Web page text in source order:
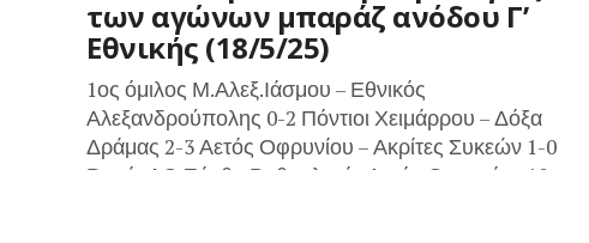
των αγώνων μπαράζ ανόδου Γ’
Εθνικής (18/5/25)
1ος όμιλος Μ.Αλεξ.Ιάσμου – Εθνικός
Αλεξανδρούπολης 0-2 Πόντιοι Χειμάρρου – Δόξα
Δράμας 2-3 Αετός Οφρυνίου – Ακρίτες Συκεών 1-0
Ρεπό: ΑΟ Ξάνθη Βαθμολογία Αετός Οφρυνίου 10...